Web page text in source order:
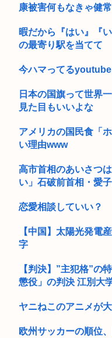
【画像】東出昌大の再婚
中学生「嫌儲では大卒が
卒の集...
NIKKEにペルソナが参戦か
www
康被害何もなきゃ健
暇だから『はい』『
の最寄り駅を当てて
今ハマってる
日本の国旗って世界
見た目もいいよな
アメリカの国民食「
い理由www
高市首相のあいさつ
い」石破前首相・愛
恋愛相談していい？
【中国】太陽光発電
字
【判決】”主犯格”の
懲役」の判決 江別大
ヤニねこのアニメが
欧州サッカーの順位